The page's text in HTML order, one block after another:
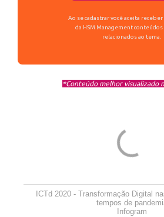
Ao se cadastrar você aceita receber
da HSM Management
relacionados ao tema.
*Conteúdo melhor visualizado
ICTd 2020 - Transformação Digital
tempos de
Infogram